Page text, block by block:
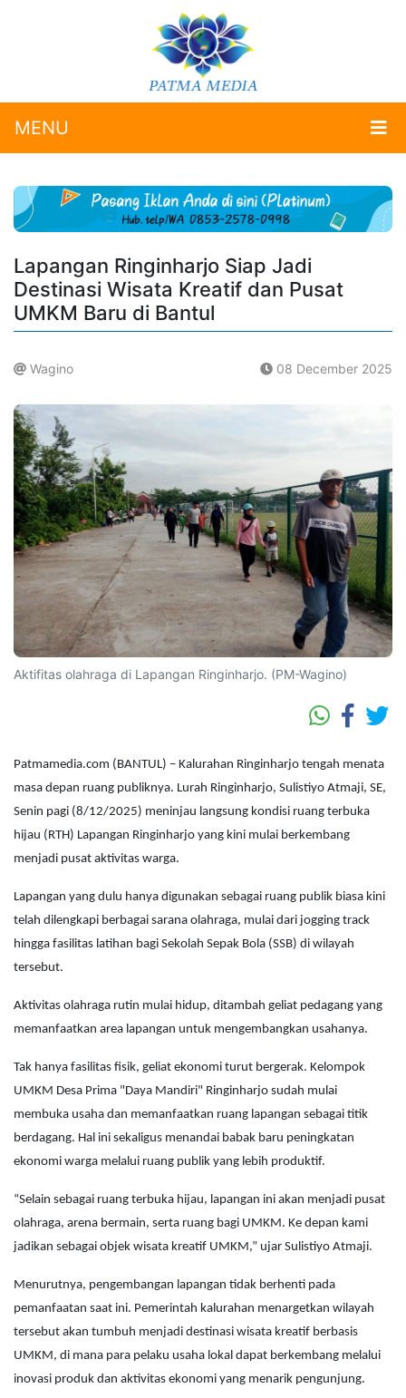
MENU
Lapangan Ringinharjo Siap Jadi
Destinasi Wisata Kreatif dan Pusat
UMKM Baru di Bantul
Wagino 08 December 2025
Aktifitas olahraga di Lapangan Ringinharjo. (PM-Wagino)
Patmamedia.com (BANTUL) – Kalurahan Ringinharjo tengah menata
masa depan ruang publiknya. Lurah Ringinharjo, Sulistiyo Atmaji, SE,
Senin pagi (8/12/2025) meninjau langsung kondisi ruang terbuka
hijau (RTH) Lapangan Ringinharjo yang kini mulai berkembang
menjadi pusat aktivitas warga.
Lapangan yang dulu hanya digunakan sebagai ruang publik biasa kini
telah dilengkapi berbagai sarana olahraga, mulai dari jogging track
hingga fasilitas latihan bagi Sekolah Sepak Bola (SSB) di wilayah
tersebut.
Aktivitas olahraga rutin mulai hidup, ditambah geliat pedagang yang
memanfaatkan area lapangan untuk mengembangkan usahanya.
Tak hanya fasilitas fisik, geliat ekonomi turut bergerak. Kelompok
UMKM Desa Prima "Daya Mandiri" Ringinharjo sudah mulai
membuka usaha dan memanfaatkan ruang lapangan sebagai titik
berdagang. Hal ini sekaligus menandai babak baru peningkatan
ekonomi warga melalui ruang publik yang lebih produktif.
“Selain sebagai ruang terbuka hijau, lapangan ini akan menjadi pusat
olahraga, arena bermain, serta ruang bagi UMKM. Ke depan kami
jadikan sebagai objek wisata kreatif UMKM,” ujar Sulistiyo Atmaji.
Menurutnya, pengembangan lapangan tidak berhenti pada
pemanfaatan saat ini. Pemerintah kalurahan menargetkan wilayah
tersebut akan tumbuh menjadi destinasi wisata kreatif berbasis
UMKM, di mana para pelaku usaha lokal dapat berkembang melalui
inovasi produk dan aktivitas ekonomi yang menarik pengunjung.